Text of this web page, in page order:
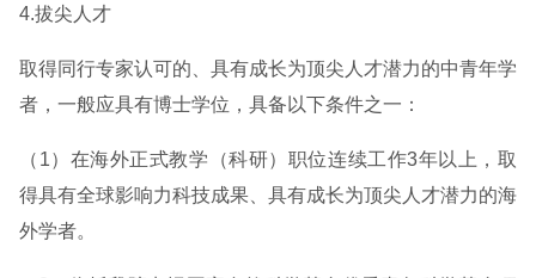
4.拔尖人才
取得同行专家认可的、具有成长为顶尖人才潜力的中青年学
者，一般应具有博士学位，具备以下条件之一：
（1）在海外正式教学（科研）职位连续工作3年以上，取
得具有全球影响力科技成果、具有成长为顶尖人才潜力的海
外学者。